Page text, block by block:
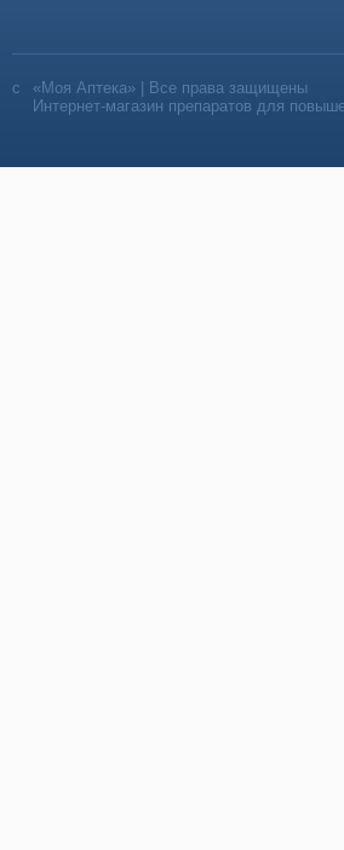
«Моя Аптека» | Все права защищены
Интернет-магазин препаратов для